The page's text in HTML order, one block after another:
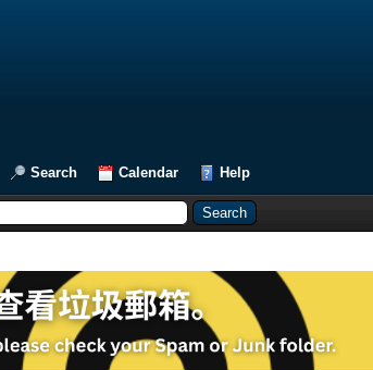
Search Calendar Help